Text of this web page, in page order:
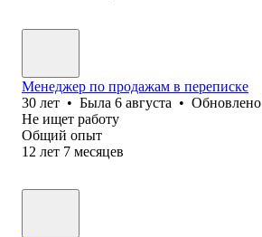
Менеджер по продажам в переписке
30 лет • Была 6 августа • Обновлено
Не ищет работу
Общий опыт
12 лет 7 месяцев